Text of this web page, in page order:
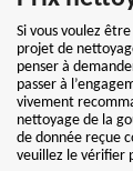
Si vous voulez
projet de
penser à
passer à
vivement
nettoyage de la
de donnée reçue
veuillez le vérifier